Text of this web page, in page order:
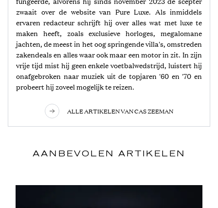
zwaait over de website van Pure Luxe. Als inmiddels
ervaren redacteur schrijft hij over alles wat met luxe te
maken heeft, zoals exclusieve horloges, megalomane
jachten, de meest in het oog springende villa's, omstreden
zakendeals en alles waar ook maar een motor in zit. In zijn
vrije tijd mist hij geen enkele voetbalwedstrijd, luistert hij
onafgebroken naar muziek uit de topjaren '60 en '70 en
probeert hij zoveel mogelijk te reizen.
ALLE ARTIKELEN VAN CAS ZEEMAN
AANBEVOLEN ARTIKELEN